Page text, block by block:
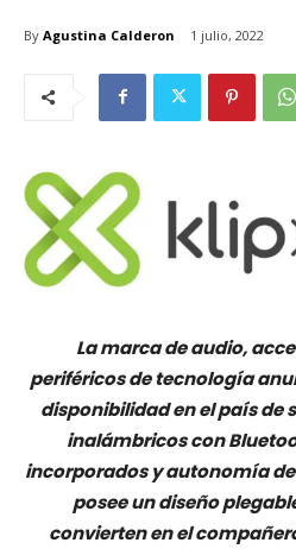
By Agustina Calderon 1 julio, 2022
La marca de audio,
periféricos de tecnología
disponibilidad en el país de
inalámbricos con
incorporados y autonomía
posee un diseño
convierten en el